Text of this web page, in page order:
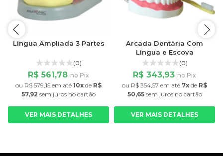
Língua Ampliada 3 Partes
(0)
R$ 561,78 no Pix
ou R$ 579,15 em até 10x de R$
57,92 sem juros no cartão
VER MAIS DETALHES
Arcada Dentária Com
Língua e Escova
(0)
R$ 343,93 no Pix
ou R$ 354,57 em até 7x de R$
50,65 sem jurosno cartão
VER MAIS DETALHES